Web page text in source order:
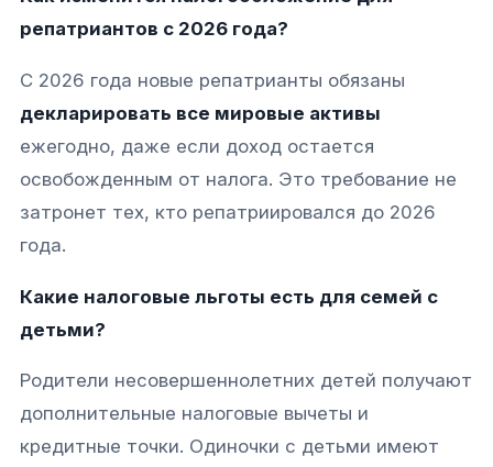
репатриантов с 2026 года?
С 2026 года новые репатрианты обязаны
декларировать все мировые активы
ежегодно, даже если доход остается
освобожденным от налога. Это требование не
затронет тех, кто репатриировался до 2026
года.​
Какие налоговые льготы есть для семей с
детьми?
Родители несовершеннолетних детей получают
дополнительные налоговые вычеты и
кредитные точки. Одиночки с детьми имеют